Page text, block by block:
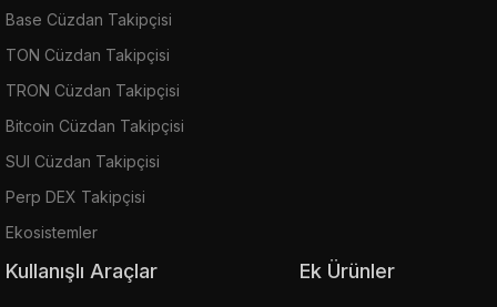
Base Cüzdan Takipçisi
TON Cüzdan Takipçisi
TRON Cüzdan Takipçisi
Bitcoin Cüzdan Takipçisi
SUI Cüzdan Takipçisi
Perp DEX Takipçisi
Ekosistemler
Kullanışlı Araçlar Ek Ürünler